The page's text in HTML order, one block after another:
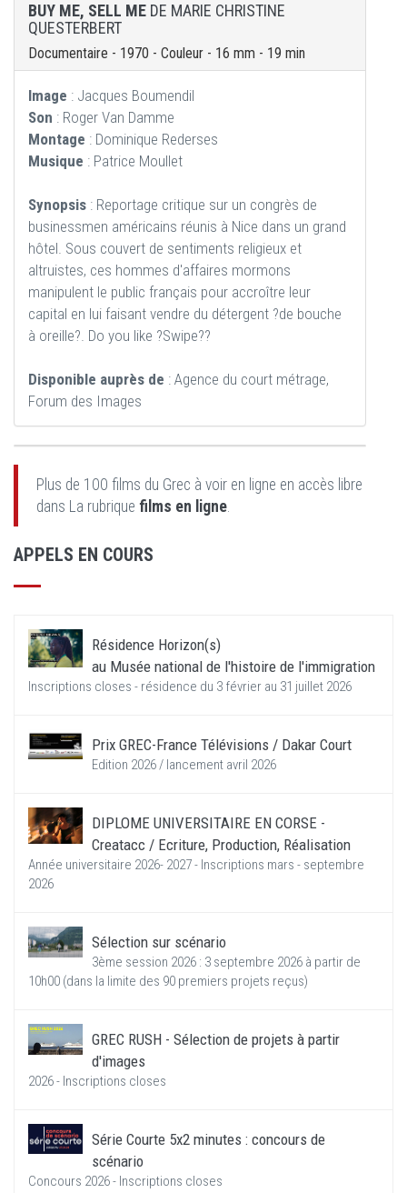
BUY ME, SELL ME DE MARIE CHRISTINE
QUESTERBERT
Documentaire - 1970 - Couleur - 16 mm - 19 min
Image : Jacques Boumendil
Son : Roger Van Damme
Montage : Dominique Rederses
Musique : Patrice Moullet
Synopsis : Reportage critique sur un congrès de
businessmen américains réunis à Nice dans un grand
hôtel. Sous couvert de sentiments religieux et
altruistes, ces hommes d'affaires mormons
manipulent le public français pour accroître leur
capital en lui faisant vendre du détergent ?de bouche
à oreille?. Do you like ?Swipe??
Disponible auprès de : Agence du court métrage,
Forum des Images
Plus de 100 films du Grec à voir en ligne en accès libre
dans La rubrique films en ligne.
APPELS EN COURS
Résidence Horizon(s)
au Musée national de l'histoire de l'immigration
Inscriptions closes - résidence du 3 février au 31 juillet 2026
Prix GREC-France Télévisions / Dakar Court
Edition 2026 / lancement avril 2026
DIPLOME UNIVERSITAIRE EN CORSE -
Creatacc / Ecriture, Production, Réalisation
Année universitaire 2026- 2027 - Inscriptions mars - septembre
2026
Sélection sur scénario
3ème session 2026 : 3 septembre 2026 à partir de
10h00 (dans la limite des 90 premiers projets reçus)
GREC RUSH - Sélection de projets à partir
d'images
2026 - Inscriptions closes
Série Courte 5x2 minutes : concours de
scénario
Concours 2026 - Inscriptions closes